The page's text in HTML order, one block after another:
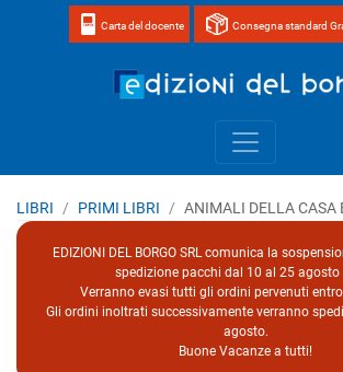
Carta del docente Consegna standard
LIBRI PRIMI LIBRI ANIMALI DELLA CASA
EDIZIONI DEL BORGO SRL comunica la
spedizione pacchi dal 10 al 25 agosto
Verranno evasi tutti gli ordini pervenuti
Gli ordini inoltrati successivamente verranno
agosto.
Buone Vacanze a tutti!